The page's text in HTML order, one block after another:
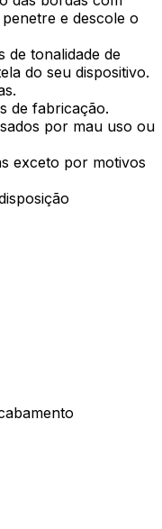
e descole o
de tonalidade de
do seu dispositivo.
de fabricação.
por mau uso ou
exceto por motivos